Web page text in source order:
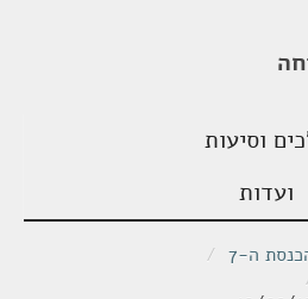
וסיעות
ועדות
ה-7
/